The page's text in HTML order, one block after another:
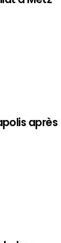
après